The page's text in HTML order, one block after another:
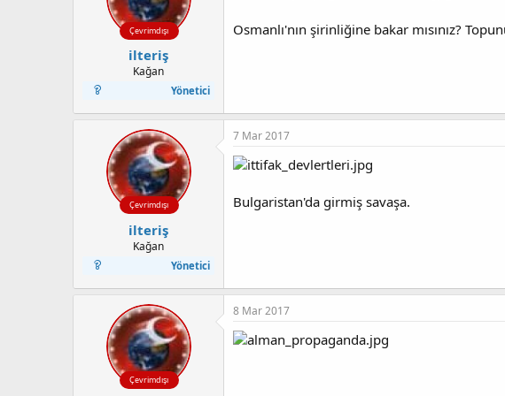
Çevrimdışı
ilteriş
Kağan
Yönetici
Osmanlı'nın şirinliğine bakar mısınız?
Çevrimdışı
ilteriş
Kağan
Yönetici
7 Mar 2017
Bulgaristan'da girmiş savaşa.
Çevrimdışı
8 Mar 2017